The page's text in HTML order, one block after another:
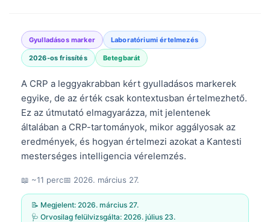
Gyulladásos marker Laboratóriumi értelmezés
2026-os frissítés Betegbarát
A CRP a leggyakrabban kért gyulladásos markerek
egyike, de az érték csak kontextusban értelmezhető.
Ez az útmutató elmagyarázza, mit jelentenek
általában a CRP-tartományok, mikor aggályosak az
eredmények, és hogyan értelmezi azokat a Kantesti
mesterséges intelligencia vérelemzés.
📖 ~11 perc📅 2026. március 27.
📝 Megjelent: 2026. március 27.
🩺 Orvosilag felülvizsgálta: 2026. július 23.